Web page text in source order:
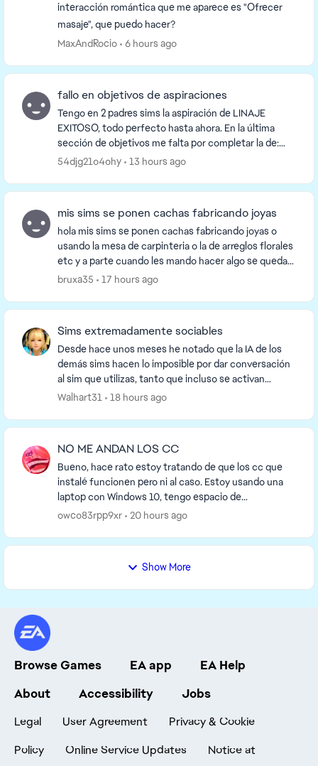
interacción romántica que me aparece es "Ofrecer
masaje", que puedo hacer?
MaxAndRocio
6 hours ago
fallo en objetivos de aspiraciones
Tengo en 2 padres sims la aspiración de LINAJE
EXITOSO, todo perfecto hasta ahora. En la última
sección de objetivos me falta por completar la de:
hacer que un hijo niño complete una aspiración y
54djg21o4ohy 13 hours ago
mis sims se ponen cachas fabricando joyas
hola mis sims se ponen cachas fabricando joyas o
usando la mesa de carpinteria o la de arreglos florales
etc y a parte cuando les mando hacer algo se quedan
parados tardan en moverse y en los ordena...
bruxa35 17 hours ago
Sims extremadamente sociables
Desde hace unos meses he notado que la IA de los
demás sims hacen lo imposible por dar conversación
al sim que utilizas, tanto que incluso se activan
conversaciones estando el sim controlado en una h...
Walhart31 18 hours ago
NO ME ANDAN LOS CC
Bueno, hace rato estoy tratando de que los cc que
instalé funcionen pero ni al caso. Estoy usando una
laptop con Windows 10, tengo espacio de
almacenamiento de sobra, dentro de la carpeta de
owco83rpp9xr 20 hours ago
Show More
Browse Games EA app
EA Help
About
Accessibility Jobs
Legal User Agreement
Privacy & Cookie
Policy
Online Service Updates Notice at